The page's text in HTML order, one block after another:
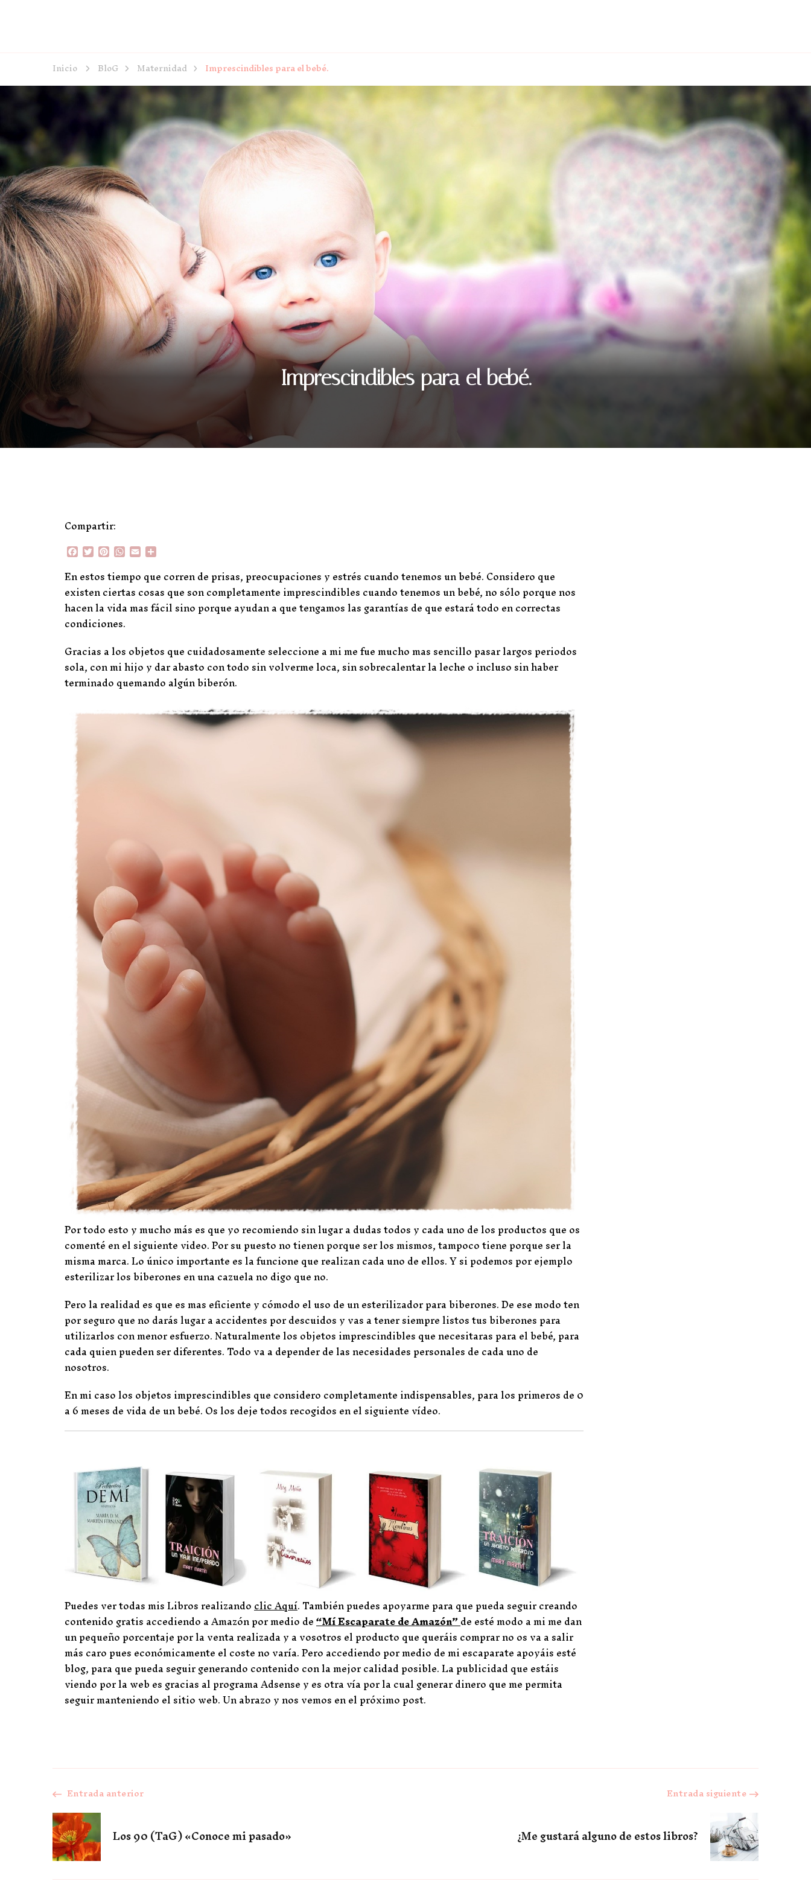
Inicio BloG Maternidad Imprescindibles para el bebé.
Imprescindibles para el bebé.
Compartir:
F
a
c
e
b
o
o
k
T
w
i
t
te
r
P
n
t
e
r
e
s
W
h
a
t
s
A
p
E
m
a
l
m
p
a
r
t
En estos tiempo que corren de prisas, preocupaciones y estrés cuando tenemos un bebé. Considero que
existen ciertas cosas que son completamente imprescindibles cuando tenemos un bebé, no sólo porque nos
hacen la vida mas fácil sino porque ayudan a que tengamos las garantías de que estará todo en correctas
condiciones.
Gracias a los objetos que cuidadosamente seleccione a mi me fue mucho mas sencillo pasar largos periodos
sola, con mi hijo y dar abasto con todo sin volverme loca, sin sobrecalentar la leche o incluso sin haber
terminado quemando algún biberón.
Por todo esto y mucho más es que yo recomiendo sin lugar a dudas todos y cada uno de los productos que os
comenté en el siguiente video. Por su puesto no tienen porque ser los mismos, tampoco tiene porque ser la
misma marca. Lo único importante es la funcione que realizan cada uno de ellos. Y si podemos por ejemplo
esterilizar los biberones en una cazuela no digo que no.
Pero la realidad es que es mas eficiente y cómodo el uso de un esterilizador para biberones. De ese modo ten
por seguro que no darás lugar a accidentes por descuidos y vas a tener siempre listos tus biberones para
utilizarlos con menor esfuerzo. Naturalmente los objetos imprescindibles que necesitaras para el bebé, para
cada quien pueden ser diferentes. Todo va a depender de las necesidades personales de cada uno de
nosotros.
En mi caso los objetos imprescindibles que considero completamente indispensables, para los primeros de 0
a 6 meses de vida de un bebé. Os los deje todos recogidos en el siguiente vídeo.
Puedes ver todas mis Libros realizandoclic Aquí. También puedes apoyarme para que pueda seguir creando
contenido gratis accediendo a Amazón por medio de“Mí Escaparate de Amazón”de esté modo a mi me dan
un pequeño porcentaje por la venta realizada y a vosotros el producto que queráis comprar no os va a salir
más caro pues económicamente el coste no varía. Pero accediendo por medio de mi escaparate apoyáis esté
blog, para que pueda seguir generando contenido con la mejor calidad posible. La publicidad que estáis
viendo por la web es gracias al programa Adsense y es otra vía por la cual generar dinero que me permita
seguir manteniendo el sitio web. Un abrazo y nos vemos en el próximo post.
Navegación
de
entradas
Entrada anterior
Los 90 (TaG) «Conoce mi pasado»
Entrada siguiente
¿Me gustará alguno de estos libros?